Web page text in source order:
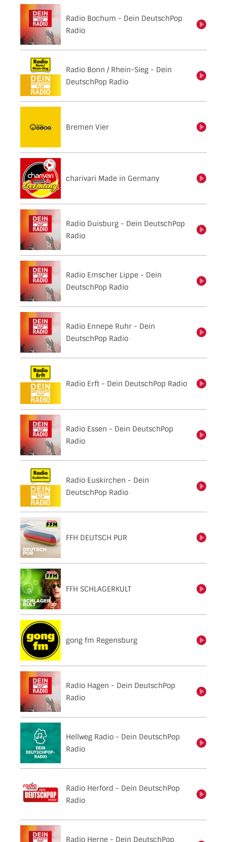
Radio Bochum - Dein DeutschPop
Radio
einschalten
Radio Bonn / Rhein-Sieg - Dein
DeutschPop Radio
einschalten
Bremen Vier
charivari Made in Germanyeinschalten
Radio Duisburg - Dein DeutschPop
Radio
einschalten
Radio Emscher Lippe - Dein
DeutschPop Radio
Radio Ennepe Ruhr - Dein
DeutschPop Radio
Radio Erft - Dein DeutschPop Radio
einschalten
Radio Essen - Dein DeutschPop
Radio
einschalten
Radio Euskirchen - Dein
DeutschPop Radio
FFH DEUTSCH PUR
FFH SCHLAGERKULT
gong fm Regensburg
Radio Hagen - Dein DeutschPop
Radio
einschalten
Hellweg Radio - Dein DeutschPop
Radio
einschalten
Radio Herford - Dein DeutschPop
Radio
einschalten
Radio Herne - Dein DeutschPop